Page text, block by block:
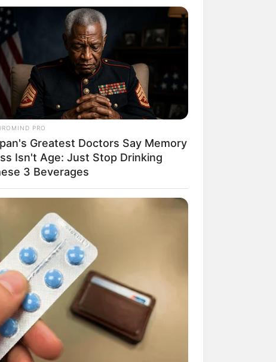
PRO
Greatest Doctors Say Memory
Isn't Age: Just Stop Drinking
3 Beverages